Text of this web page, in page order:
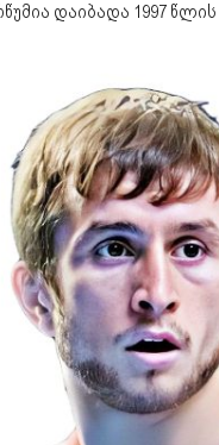
დაიბადა 1997